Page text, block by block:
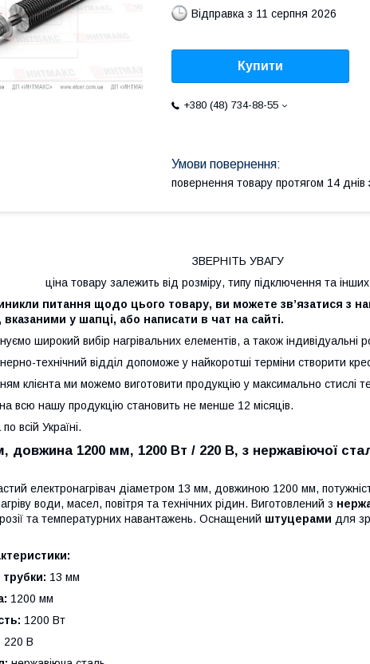
Відправка з 11 серпня 2026
Купити
+380 (48) 734-88-55
повернення товару протягом 14 днів
ЗВЕРНІТЬ УВАГУ
ціна товару залежить від розміру, типу підключення та
питання щодо цього товару, ви можете зв’язатися з
у шапці, або написати в чат на сайті.
широкий вибір нагрівальних елементів, а також індивідуальні
технічний відділ допоможе у найкоротші терміни створити
клієнта ми можемо виготовити продукцію у максимально стислі
на всю нашу продукцію становить не менше 12 місяців.
всій Україні.
довжина 1200 мм, 1200 Вт / 220 В, з нержавіючої
електронагрівач діаметром 13 мм, довжиною 1200 мм,
води, масел, повітря та технічних рідин. Виготовлений з
та температурних навантажень. Оснащений штуцерами для
13 мм
1200 мм
1200 Вт
220 В